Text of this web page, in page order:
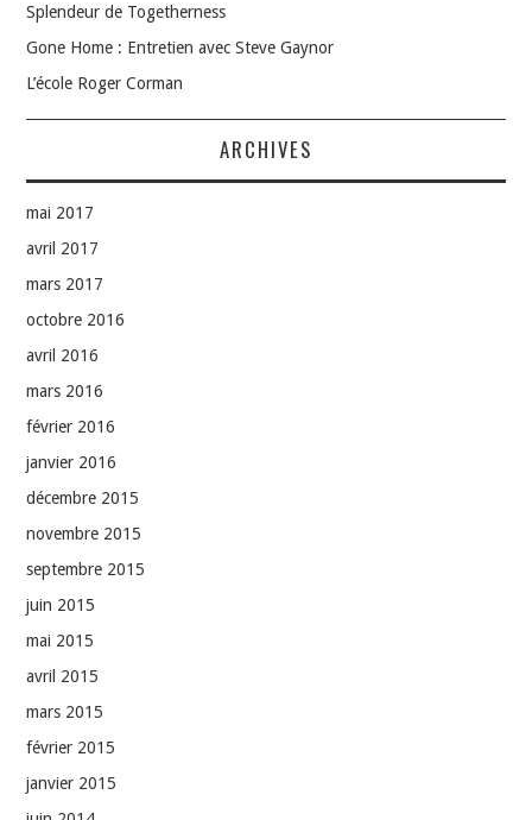
Splendeur de Togetherness
Gone Home : Entretien avec Steve Gaynor
L’école Roger Corman
ARCHIVES
mai 2017
avril 2017
mars 2017
octobre 2016
avril 2016
mars 2016
février 2016
janvier 2016
décembre 2015
novembre 2015
septembre 2015
juin 2015
mai 2015
avril 2015
mars 2015
février 2015
janvier 2015